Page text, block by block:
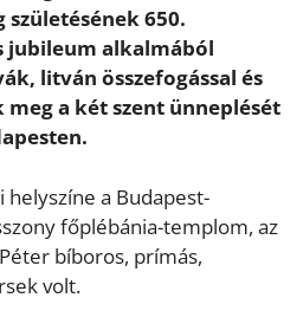
650.
alkalmából
litván összefogással és
a két szent ünneplését
a Budapest-
főplébánia-templom, az
bíboros, prímás,
volt.